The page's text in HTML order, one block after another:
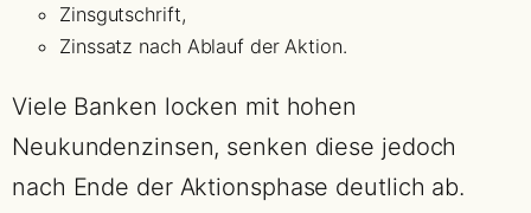
Zinsgutschrift,
Zinssatz nach Ablauf der Aktion.
Viele Banken locken mit hohen
Neukundenzinsen, senken diese jedoch
nach Ende der Aktionsphase deutlich ab.